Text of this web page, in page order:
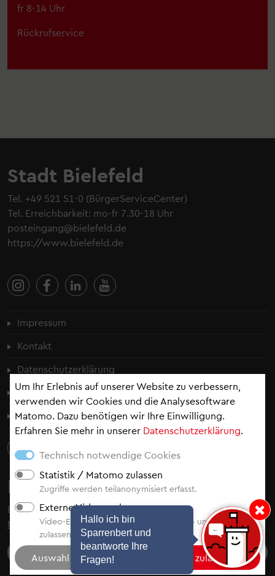
Um Ihr Erlebnis auf unserer Website zu verbessern,
verwenden wir Cookies und die Analysesoftware
Matomo. Dazu benötigen wir Ihre Einwilligung.
Erfahren Sie mehr in unserer Datenschutzerklärung.
Technisch notwendige Cookies
Statistik / Matomo zulassen
Zugriffe werden teilanonymisiert erfasst.
Externe Videos zulassen
Video-Einbindung von YouTube, Vimeo und Video.Taxi
zulassen.
fr 8-14 Uhr
Rückrufservice
Hinweis: Hallo
Hallo ich bin
Sparrenbert und
beantworte Ihre
Fragen!
Stadt Bielefeld
Tel. +49 521 51-0 (BürgerServiceCenter)
Tel. Erreichbarkeit: mo-fr 7.30-18 Uhr
posteingang@bielefeld.de
https://www.bielefeld.de
Fußzeilenmenü
Impressum
Kontakt
Datenschutzerklärung
Cookie-Einstellungen
Erklärung zur Barrierefreiheit
Newsletter
Bleiben Sie auf dem Laufenden - abonnieren Sieunsere
Newsletter.